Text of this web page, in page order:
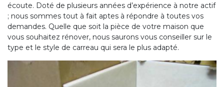
écoute. Doté de plusieurs années d’expérience à notre actif
; nous sommes tout à fait aptes à répondre à toutes vos
demandes. Quelle que soit la pièce de votre maison que
vous souhaitez rénover, nous saurons vous conseiller sur le
type et le style de carreau qui sera le plus adapté.